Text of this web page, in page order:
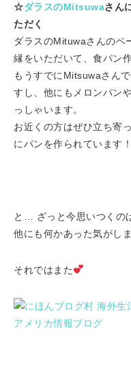
☆ダラスのMitsuwaさん
ただく
ダラスのMituwaさんのベ
縁をいただいて、食パン
もうすでにMitsuwaさん
すし、他にもメロンパン
っしゃいます。
お近くの方はぜひ立ち寄
にパンを作られています
と… ざっと今思いつくの
他にも何かあった気がし
それではまた
アメリカ情報ブログ